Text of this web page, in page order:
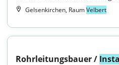
Gelsenkirchen, RaumVelbert
Rohrleitungsbauer /